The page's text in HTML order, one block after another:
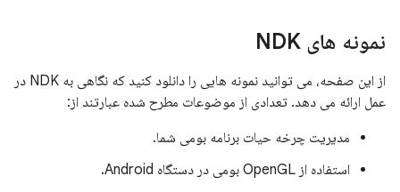
نمونه های NDK
از این صفحه، می توانید نمونه هایی را دانلود کنید که نگاهی به NDK در
عمل ارائه می دهد. تعدادی از موضوعات مطرح شده عبارتند از:
مدیریت چرخه حیات برنامه بومی شما.
استفاده از OpenGL بومی در دستگاه Android.